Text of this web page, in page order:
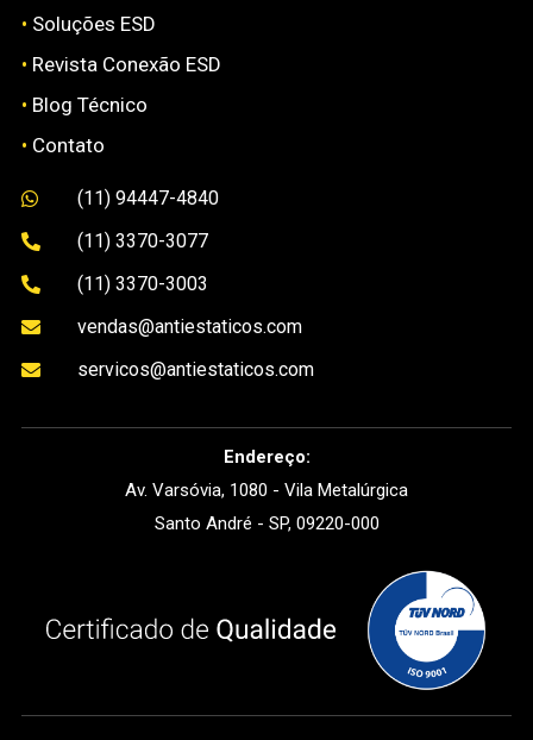
• Soluções ESD
• Revista Conexão ESD
• Blog Técnico
• Contato
 (11) 94447-4840
 (11) 3370-3077
 (11) 3370-3003
 vendas@antiestaticos.com
 servicos@antiestaticos.com
Endereço:
Av. Varsóvia, 1080 - Vila Metalúrgica
Santo André - SP, 09220-000